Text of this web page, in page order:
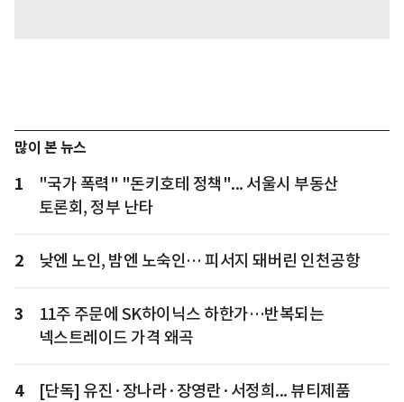
많이 본 뉴스
1
"국가 폭력" "돈키호테 정책"... 서울시 부동산
토론회, 정부 난타
2 낮엔 노인, 밤엔 노숙인… 피서지 돼버린 인천공항
3
11주 주문에 SK하이닉스 하한가…반복되는
넥스트레이드 가격 왜곡
4
[단독] 유진·장나라·장영란·서정희... 뷰티제품